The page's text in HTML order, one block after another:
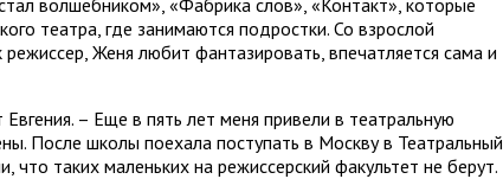
волшебником», «Фабрика слов», «Контакт», которые
театра, где занимаются подростки. Со взрослой
Женя любит фантазировать, впечатляется сама и
– Еще в пять лет меня привели в театральную
После школы поехала поступать в Москву в Театральный
таких маленьких на режиссерский факультет не берут.